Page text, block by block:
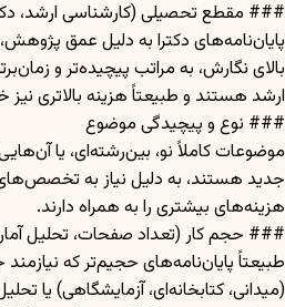
### مقطع تحصیلی (کارشناسی ارشد،
پایان‌نامه‌های دکترا به دلیل عمق
بالای نگارش، به مراتب پیچیده‌تر و
ارشد هستند و طبیعتاً هزینه بالاتری
### نوع و پیچیدگی موضوع
موضوعات کاملاً نو، بین‌رشته‌ای، یا
جدید هستند، به دلیل نیاز به
هزینه‌های بیشتری را به همراه دارند.
### حجم کار (تعداد صفحات، تحلیل
طبیعتاً پایان‌نامه‌های حجیم‌تر که
(میدانی، کتابخانه‌ای، آزمایشگاهی) یا